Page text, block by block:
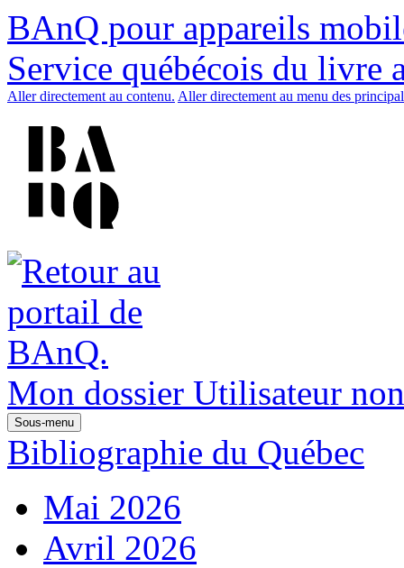
BAnQ pour appareils
Service québécois du livre
Aller directement au contenu. Aller directement au menu des
Mon dossier Utilisateur
Sous-menu
Bibliographie du Québec
Mai 2026
Avril 2026